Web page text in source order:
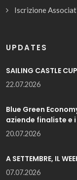
Iscrizione
UPDATES
SAILING CASTLE
22.07.2026
Blue Green
aziende finaliste e
20.07.2026
A SETTEMBRE, IL
07.07.2026